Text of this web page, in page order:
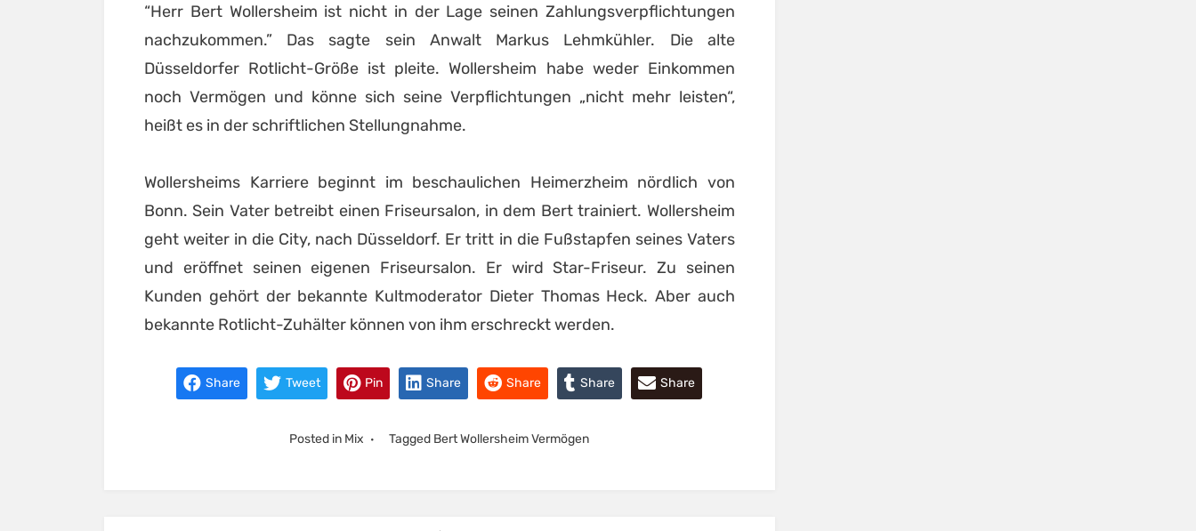
“Herr Bert Wollersheim ist nicht in der Lage seinen Zahlungsverpflichtungen
nachzukommen.” Das sagte sein Anwalt Markus Lehmkühler. Die alte
Düsseldorfer Rotlicht-Größe ist pleite. Wollersheim habe weder Einkommen
noch Vermögen und könne sich seine Verpflichtungen „nicht mehr leisten“,
heißt es in der schriftlichen Stellungnahme.
Wollersheims Karriere beginnt im beschaulichen Heimerzheim nördlich von
Bonn. Sein Vater betreibt einen Friseursalon, in dem Bert trainiert. Wollersheim
geht weiter in die City, nach Düsseldorf. Er tritt in die Fußstapfen seines Vaters
und eröffnet seinen eigenen Friseursalon. Er wird Star-Friseur. Zu seinen
Kunden gehört der bekannte Kultmoderator Dieter Thomas Heck. Aber auch
bekannte Rotlicht-Zuhälter können von ihm erschreckt werden.
Share Tweet Pin Share Share Share Share
Posted in Mix Tagged Bert Wollersheim Vermögen